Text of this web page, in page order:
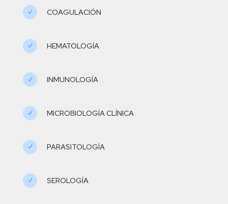
N COAGULACIÓN
N HEMATOLOGÍA
N INMUNOLOGÍA
N MICROBIOLOGÍA CLÍNICA
N PARASITOLOGÍA
N SEROLOGÍA